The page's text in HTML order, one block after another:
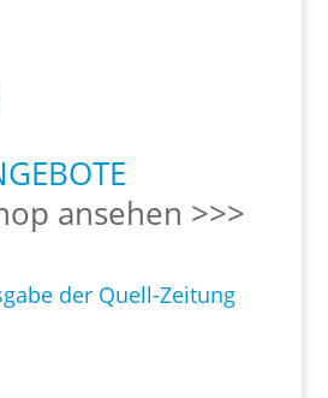
ansehen >>>
der Quell-Zeitung